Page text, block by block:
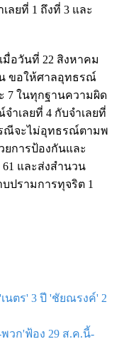
ลยที่ 1 ถึงที่ 3 และ
อวันที่ 22 สิงหาคม
ขอให้ศาลอุทธรณ์
7 ในทุกฐานความผิด
ำเลยที่ 4 กับจำเลยที่
ณีจะไม่อุทธรณ์ตามพ
การป้องกันและ
และส่งสำนวน
ปรามการทุจริต 1
นตร' 3 ปี 'ชัยณรงค์' 2
วก'ฟ้อง 29 ส.ค.นี้-